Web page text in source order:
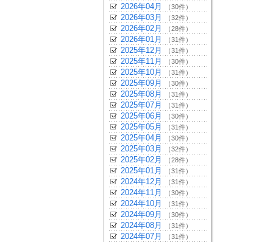
2026年04月 （30件）
2026年03月 （32件）
2026年02月 （28件）
2026年01月 （31件）
2025年12月 （31件）
2025年11月 （30件）
2025年10月 （31件）
2025年09月 （30件）
2025年08月 （31件）
2025年07月 （31件）
2025年06月 （30件）
2025年05月 （31件）
2025年04月 （30件）
2025年03月 （32件）
2025年02月 （28件）
2025年01月 （31件）
2024年12月 （31件）
2024年11月 （30件）
2024年10月 （31件）
2024年09月 （30件）
2024年08月 （31件）
2024年07月 （31件）